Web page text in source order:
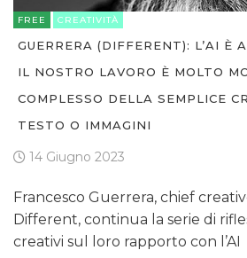
FREE CREATIVITÀ
GUERRERA (DIFFERENT): L’AI È
IL NOSTRO LAVORO È MOLTO
COMPLESSO DELLA SEMPLICE
TESTO O IMMAGINI
14 Giugno 2023
Francesco Guerrera, chief
Different, continua la serie di
creativi sul loro rapporto con l’AI